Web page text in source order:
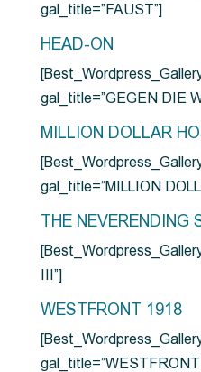
gal_title=”FAUST”]
HEAD-ON
gal_title=”GEGEN DIE
MILLION DOLLAR
gal_title=”MILLION
THE NEVERENDING
III”]
WESTFRONT 1918
gal_title=”WESTFRONT